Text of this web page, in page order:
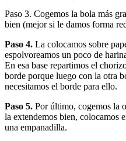
Paso 3. Cogemos la bola más
bien (mejor si le damos forma
Paso 4. La colocamos sobre
espolvoreamos un poco de
En esa base repartimos el
borde porque luego con la otra
necesitamos el borde para ello.
Paso 5. Por último, cogemos la
la extendemos bien, colocamos
una empanadilla.